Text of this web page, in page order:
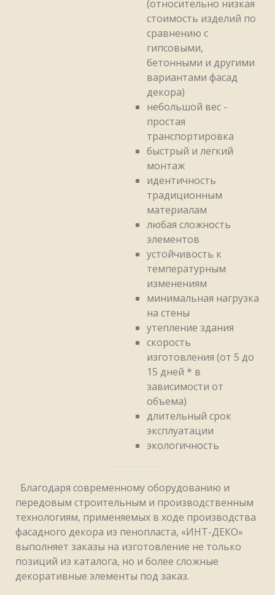
(относительно низкая
стоимость изделий по
сравнению с
гипсовыми,
бетонными и другими
вариантами фасад
декора)
небольшой вес -
простая
транспортировка
быстрый и легкий
монтаж
идентичность
традиционным
материалам
любая сложность
элементов
устойчивость к
температурным
изменениям
минимальная нагрузка
на стены
утепление здания
скорость
изготовления (от 5 до
15 дней * в
зависимости от
объема)
длительный срок
эксплуатации
экологичность
Благодаря современному оборудованию и
передовым строительным и производственным
технологиям, применяемых в ходе производства
фасадного декора из пенопласта, «ИНТ-ДЕКО»
выполняет заказы на изготовление не только
позиций из каталога, но и более сложные
декоративные элементы под заказ.